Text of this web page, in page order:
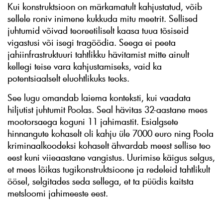
Kui konstruktsioon on märkamatult kahjustatud, võib
sellele roniv inimene kukkuda mitu meetrit. Sellised
juhtumid võivad teoreetiliselt kaasa tuua tõsiseid
vigastusi või isegi tragöödia. Seega ei peeta
jahiinfrastruktuuri tahtlikku hävitamist mitte ainult
kellegi teise vara kahjustamiseks, vaid ka
potentsiaalselt eluohtlikuks teoks.
See lugu omandab laiema konteksti, kui vaadata
hiljutist juhtumit Poolas. Seal hävitas 32-aastane mees
mootorsaega koguni 11 jahimastit. Esialgsete
hinnangute kohaselt oli kahju üle 7000 euro ning Poola
kriminaalkoodeksi kohaselt ähvardab meest sellise teo
eest kuni viieaastane vangistus. Uurimise käigus selgus,
et mees lõikas tugikonstruktsioone ja redeleid tahtlikult
öösel, selgitades seda sellega, et ta püüdis kaitsta
metsloomi jahimeeste eest.